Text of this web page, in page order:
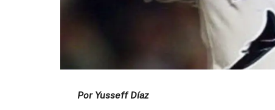
Por Yusseff Díaz